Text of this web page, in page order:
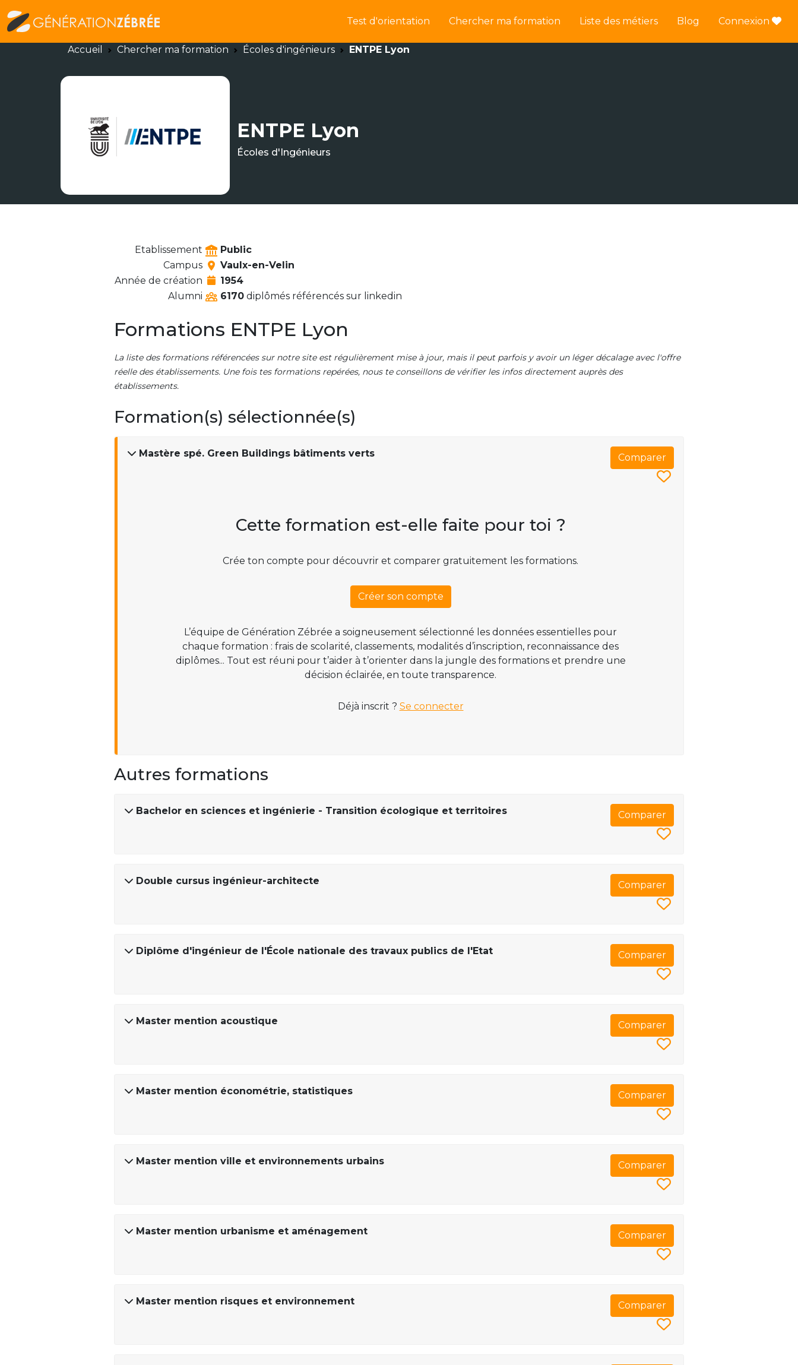
Test d'orientation Chercher ma formation Liste des métiers Blog Connexion
Accueil Chercher ma formation Écoles d'ingénieurs ENTPE Lyon
ENTPE Lyon
Écoles d'Ingénieurs
Etablissement
Public
Campus
Vaulx-en-Velin
Année de création
1954
Alumni
6170 diplômés référencés sur linkedin
Formations ENTPE Lyon
La liste des formations référencées sur notre site est régulièrement mise à jour, mais il peut parfois y avoir un léger décalage avec l'offre
réelle des établissements. Une fois tes formations repérées, nous te conseillons de vérifier les infos directement auprès des
établissements.
Formation(s) sélectionnée(s)
Mastère spé. Green Buildings bâtiments verts Comparer
Cette formation est-elle faite pour toi ?
Crée ton compte pour découvrir et comparer gratuitement les formations.
Créer son compte
L’équipe de Génération Zébrée a soigneusement sélectionné les données essentielles pour
chaque formation : frais de scolarité, classements, modalités d’inscription, reconnaissance des
diplômes... Tout est réuni pour t’aider à t’orienter dans la jungle des formations et prendre une
décision éclairée, en toute transparence.
Déjà inscrit ? Se connecter
Autres formations
Bachelor en sciences et ingénierie - Transition écologique et territoires Comparer
Double cursus ingénieur-architecte Comparer
Diplôme d'ingénieur de l'École nationale des travaux publics de l'Etat Comparer
Master mention acoustique Comparer
Master mention économétrie, statistiques Comparer
Master mention ville et environnements urbains Comparer
Master mention urbanisme et aménagement Comparer
Master mention risques et environnement Comparer